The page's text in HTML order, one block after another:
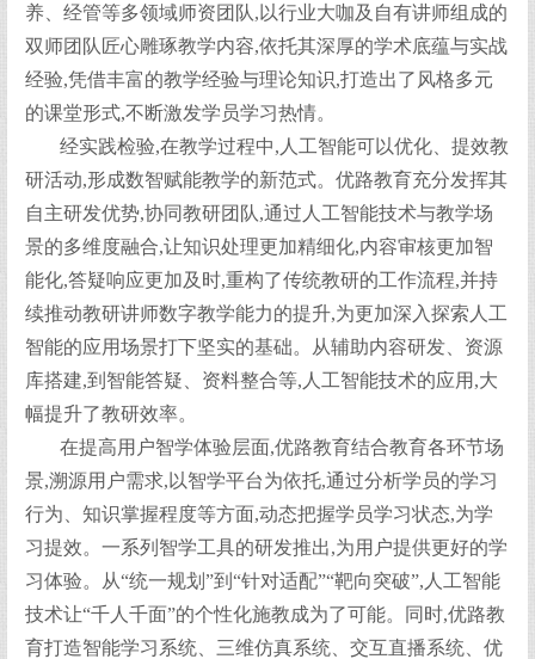
养、经管等多领域师资团队,以行业大咖及自有讲师组成的
双师团队匠心雕琢教学内容,依托其深厚的学术底蕴与实战
经验,凭借丰富的教学经验与理论知识,打造出了风格多元
的课堂形式,不断激发学员学习热情。
经实践检验,在教学过程中,人工智能可以优化、提效教
研活动,形成数智赋能教学的新范式。优路教育充分发挥其
自主研发优势,协同教研团队,通过人工智能技术与教学场
景的多维度融合,让知识处理更加精细化,内容审核更加智
能化,答疑响应更加及时,重构了传统教研的工作流程,并持
续推动教研讲师数字教学能力的提升,为更加深入探索人工
智能的应用场景打下坚实的基础。从辅助内容研发、资源
库搭建,到智能答疑、资料整合等,人工智能技术的应用,大
幅提升了教研效率。
在提高用户智学体验层面,优路教育结合教育各环节场
景,溯源用户需求,以智学平台为依托,通过分析学员的学习
行为、知识掌握程度等方面,动态把握学员学习状态,为学
习提效。一系列智学工具的研发推出,为用户提供更好的学
习体验。从“统一规划”到“针对适配”“靶向突破”,人工智能
技术让“千人千面”的个性化施教成为了可能。同时,优路教
育打造智能学习系统、三维仿真系统、交互直播系统、优